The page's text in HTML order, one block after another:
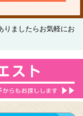
りましたらお気軽にお